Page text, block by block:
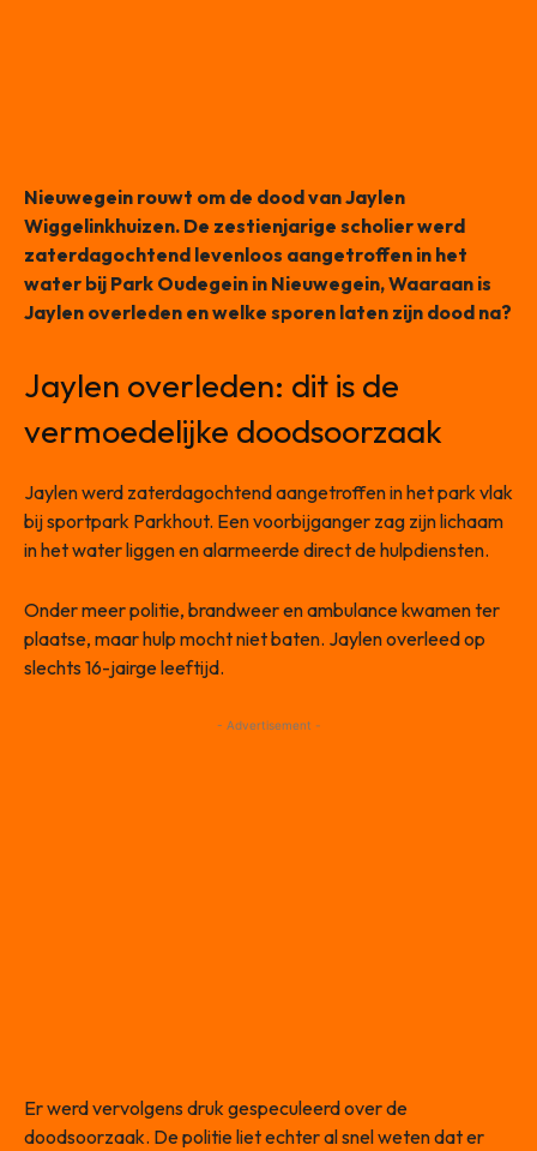
Nieuwegein rouwt om de dood van Jaylen
Wiggelinkhuizen. De zestienjarige scholier werd
zaterdagochtend levenloos aangetroffen in het
water bij Park Oudegein in Nieuwegein, Waaraan is
Jaylen overleden en welke sporen laten zijn dood na?
Jaylen overleden: dit is de
vermoedelijke doodsoorzaak
Jaylen werd zaterdagochtend aangetroffen in het park vlak
bij sportpark Parkhout. Een voorbijganger zag zijn lichaam
in het water liggen en alarmeerde direct de hulpdiensten.
Onder meer politie, brandweer en ambulance kwamen ter
plaatse, maar hulp mocht niet baten. Jaylen overleed op
slechts 16-jairge leeftijd.
- Advertisement -
Er werd vervolgens druk gespeculeerd over de
doodsoorzaak. De politie liet echter al snel weten dat er